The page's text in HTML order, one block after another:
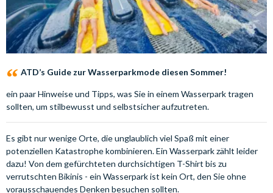
ATD’s Guide zur Wasserparkmode diesen Sommer!
ein paar Hinweise und Tipps, was Sie in einem Wasserpark tragen
sollten, um stilbewusst und selbstsicher aufzutreten.
Es gibt nur wenige Orte, die unglaublich viel Spaß mit einer
potenziellen Katastrophe kombinieren. Ein Wasserpark zählt leider
dazu! Von dem gefürchteten durchsichtigen T-Shirt bis zu
verrutschten Bikinis - ein Wasserpark ist kein Ort, den Sie ohne
vorausschauendes Denken besuchen sollten.